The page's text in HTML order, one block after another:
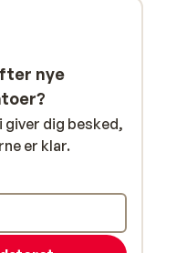
nye
giver dig besked,
er klar.